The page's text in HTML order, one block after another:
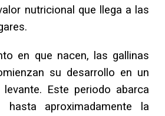
nutricional que llega a las
en que nacen, las gallinas
su desarrollo en un
Este periodo abarca
aproximadamente la